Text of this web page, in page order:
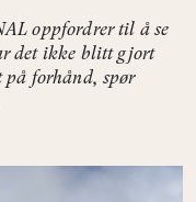
oppfordrer til å se
det ikke blitt gjort
på forhånd, spør